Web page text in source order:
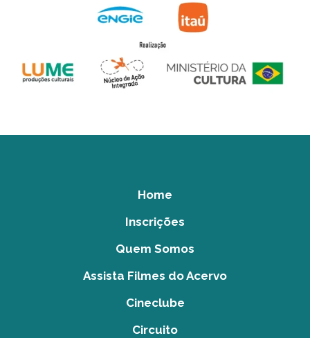
Home
Inscrições
Quem Somos
Assista Filmes do Acervo
Cineclube
Circuito